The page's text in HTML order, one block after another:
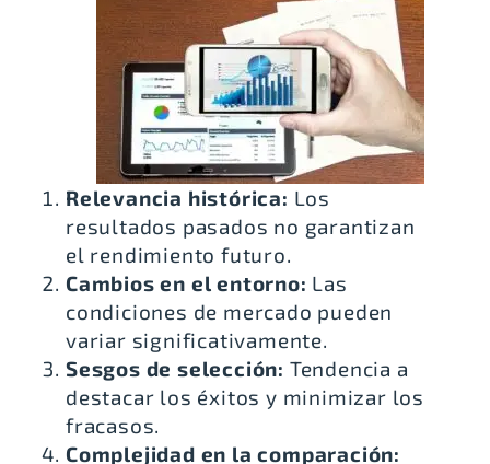
Relevancia histórica: Los
resultados pasados no garantizan
el rendimiento futuro.
Cambios en el entorno: Las
condiciones de mercado pueden
variar significativamente.
Sesgos de selección: Tendencia a
destacar los éxitos y minimizar los
fracasos.
Complejidad en la comparación: